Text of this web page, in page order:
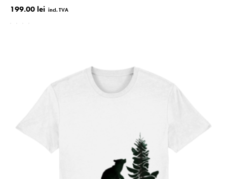
199.00 lei